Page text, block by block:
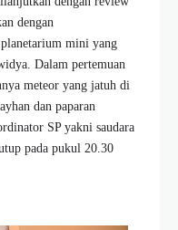
dengan
mini yang
Dalam pertemuan
meteor yang jatuh di
dan paparan
SP yakni saudara
pada pukul 20.30